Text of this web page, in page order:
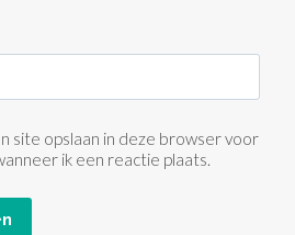
site opslaan in deze browser voor
ik een reactie plaats.